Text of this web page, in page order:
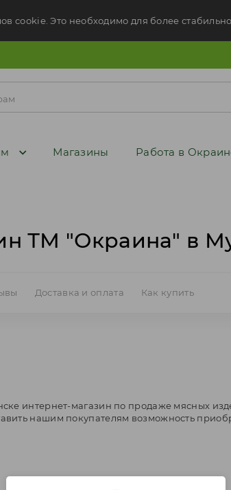
cookie. Это необходимо для более
Магазины Работа в
ТМ "Окраина" в
Доставка и оплата Как купить
интернет-магазин по продаже мясных
нашим покупателям возможность